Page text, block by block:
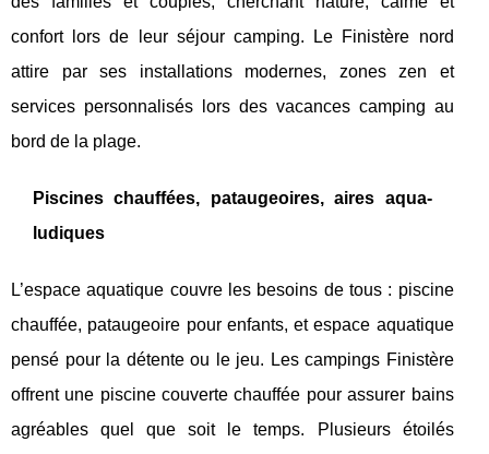
confort lors de leur séjour camping. Le Finistère nord
attire par ses installations modernes, zones zen et
services personnalisés lors des vacances camping au
bord de la plage.
Piscines chauffées, pataugeoires, aires aqua-
ludiques
L’espace aquatique couvre les besoins de tous : piscine
chauffée, pataugeoire pour enfants, et espace aquatique
pensé pour la détente ou le jeu. Les campings Finistère
offrent une piscine couverte chauffée pour assurer bains
agréables quel que soit le temps. Plusieurs étoilés